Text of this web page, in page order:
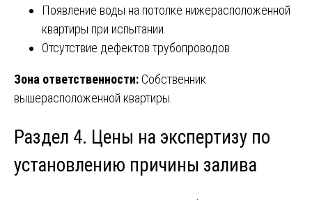
Появление воды на потолке нижерасположенной
квартиры при испытании.
Отсутствие дефектов трубопроводов.
Зона ответственности: Собственник
вышерасположенной квартиры.
Раздел 4. Цены на экспертизу по
установлению причины залива